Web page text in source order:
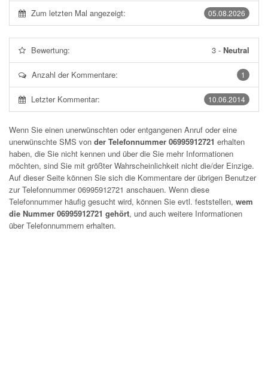
05.08.2026
Zum letzten Mal angezeigt:
Bewertung: 3 - Neutral
1
Anzahl der Kommentare:
10.06.2014
Letzter Kommentar:
Wenn Sie einen unerwünschten oder entgangenen Anruf oder eine
unerwünschte SMS von der Telefonnummer 06995912721 erhalten
haben, die Sie nicht kennen und über die Sie mehr Informationen
möchten, sind Sie mit größter Wahrscheinlichkeit nicht die/der Einzige.
Auf dieser Seite können Sie sich die Kommentare der übrigen Benutzer
zur Telefonnummer06995912721 anschauen. Wenn diese
Telefonnummer häufig gesucht wird, können Sie evtl. feststellen, wem
die Nummer 06995912721 gehört, und auch weitere Informationen
über Telefonnummern erhalten.